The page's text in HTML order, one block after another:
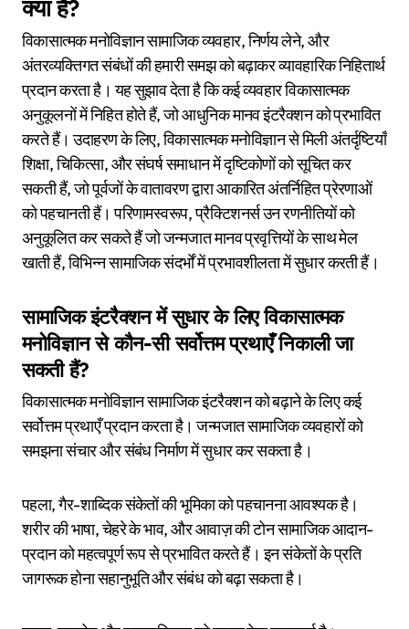
क्या हैं?
विकासात्मक मनोविज्ञान सामाजिक व्यवहार, निर्णय लेने, और
अंतरव्यक्तिगत संबंधों की हमारी समझ को बढ़ाकर व्यावहारिक निहितार्थ
प्रदान करता है। यह सुझाव देता है कि कई व्यवहार विकासात्मक
अनुकूलनों में निहित होते हैं, जो आधुनिक मानव इंटरैक्शन को प्रभावित
करते हैं। उदाहरण के लिए, विकासात्मक मनोविज्ञान से मिली अंतर्दृष्टियाँ
शिक्षा, चिकित्सा, और संघर्ष समाधान में दृष्टिकोणों को सूचित कर
सकती हैं, जो पूर्वजों के वातावरण द्वारा आकारित अंतर्निहित प्रेरणाओं
को पहचानती हैं। परिणामस्वरूप, प्रैक्टिशनर्स उन रणनीतियों को
अनुकूलित कर सकते हैं जो जन्मजात मानव प्रवृत्तियों के साथ मेल
खाती हैं, विभिन्न सामाजिक संदर्भों में प्रभावशीलता में सुधार करती हैं।
सामाजिक इंटरैक्शन में सुधार के लिए विकासात्मक
मनोविज्ञान से कौन-सी सर्वोत्तम प्रथाएँ निकाली जा
सकती हैं?
विकासात्मक मनोविज्ञान सामाजिक इंटरैक्शन को बढ़ाने के लिए कई
सर्वोत्तम प्रथाएँ प्रदान करता है। जन्मजात सामाजिक व्यवहारों को
समझना संचार और संबंध निर्माण में सुधार कर सकता है।
पहला, गैर-शाब्दिक संकेतों की भूमिका को पहचानना आवश्यक है।
शरीर की भाषा, चेहरे के भाव, और आवाज़ की टोन सामाजिक आदान-
प्रदान को महत्वपूर्ण रूप से प्रभावित करते हैं। इन संकेतों के प्रति
जागरूक होना सहानुभूति और संबंध को बढ़ा सकता है।